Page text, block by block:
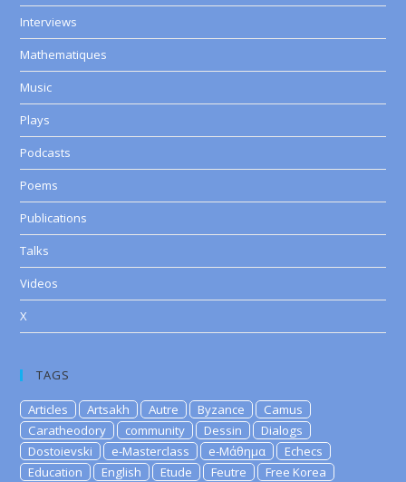
Interviews
Mathematiques
Music
Plays
Podcasts
Poems
Publications
Talks
Videos
X
TAGS
Articles Artsakh Autre Byzance
Camus
Caratheodory
community Dessin
Dialogs
Dostoievski
e-Masterclass e-Μάθημα
Echecs
Education
English Etude Feutre
Free Korea